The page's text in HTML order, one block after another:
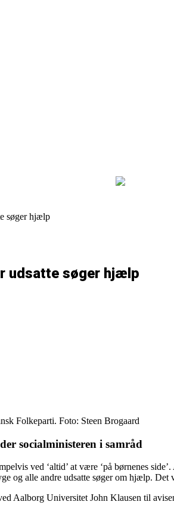
søger hjælp
udsatte søger hjælp
Folkeparti. Foto: Steen Brogaard
socialministeren i samråd
ved ‘altid’ at være ‘på børnenes
og alle andre udsatte søger om hjælp.
Aalborg Universitet John Klausen til